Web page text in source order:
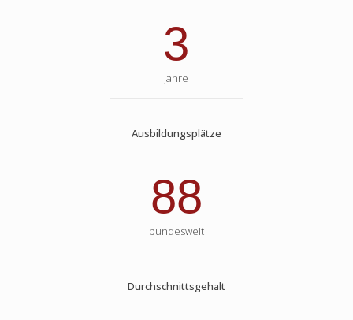
3
Jahre
Ausbildungsplätze
88
bundesweit
Durchschnittsgehalt